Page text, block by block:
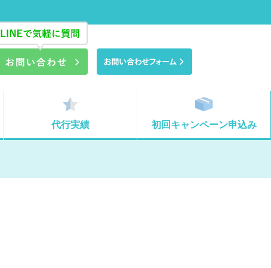
代行実績 初回キャンペーン申込み